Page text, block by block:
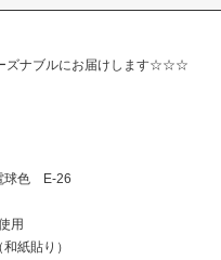
ズナブルにお届けします☆☆☆
球色 E-26
用
紙貼り）